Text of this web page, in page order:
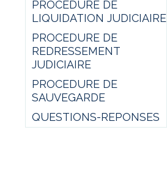
PROCEDURE DE
LIQUIDATION JUDICIAIRE
PROCEDURE DE
REDRESSEMENT
JUDICIAIRE
PROCEDURE DE
SAUVEGARDE
QUESTIONS-REPONSES